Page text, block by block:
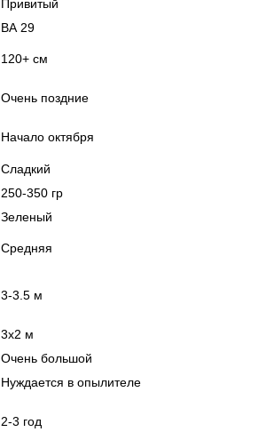
Привитый
ВА 29
120+ см
Очень поздние
Начало октября
Сладкий
250-350 гр
Зеленый
Средняя
3-3.5 м
3х2 м
Очень большой
Нуждается в опылителе
2-3 год